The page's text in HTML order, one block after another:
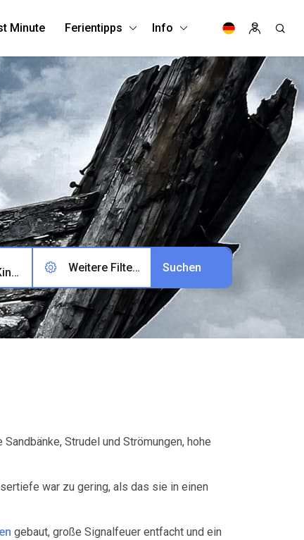
Minute Ferientipps Info
2 Erwachsene, 0 Kinder, 0 Haustiere Weitere Filter (0)
Strudel und Strömungen, hohe
war zu gering, als das sie in einen
gebaut, große Signalfeuer entfacht und ein